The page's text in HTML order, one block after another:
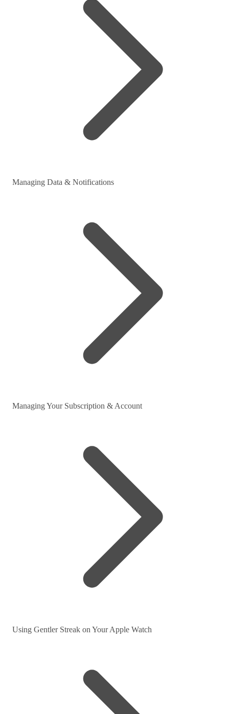
Managing Data & Notifications
Managing Your Subscription & Account
Using Gentler Streak on Your Apple Watch